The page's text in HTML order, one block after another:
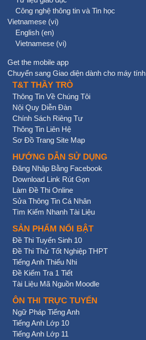
Công nghệ thông tin và Tin học
Vietnamese ‎(vi)‎
English ‎(en)‎
Vietnamese ‎(vi)‎
Get the mobile app
Chuyển sang Giao diện dành cho máy tính
T&T THẦY TRÒ
Thông Tin Về Chúng Tôi
Nội Quy Diễn Đàn
Chính Sách Riêng Tư
Thông Tin Liên Hệ
Sơ Đồ Trang Site Map
HƯỚNG DẪN SỬ DỤNG
Đăng Nhập Bằng Facebook
Download Link Rút Gọn
Làm Đề Thi Online
Sửa Thông Tin Cá Nhân
Tìm Kiếm Nhanh Tài Liệu
SẢN PHẨM NỔI BẬT
Đề Thi Tuyển Sinh 10
Đề Thi Thử Tốt Nghiệp THPT
Tiếng Anh Thiếu Nhi
Đề Kiểm Tra 1 Tiết
Tài Liệu Mã Nguồn Moodle
ÔN THI TRỰC TUYẾN
Ngữ Pháp Tiếng Anh
Tiếng Anh Lớp 10
Tiếng Anh Lớp 11